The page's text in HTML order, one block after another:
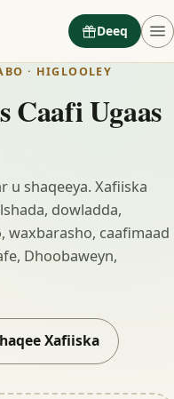
Deeq
· HIGLOOLEY
Caafi Ugaas
u shaqeeya. Xafiiska
dowladda,
waxbarasho, caafimaad
Dhoobaweyn,
Xafiiska